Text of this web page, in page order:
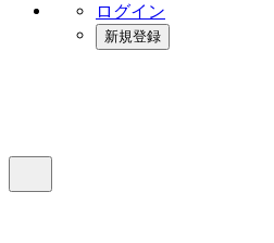
ログイン
新規登録